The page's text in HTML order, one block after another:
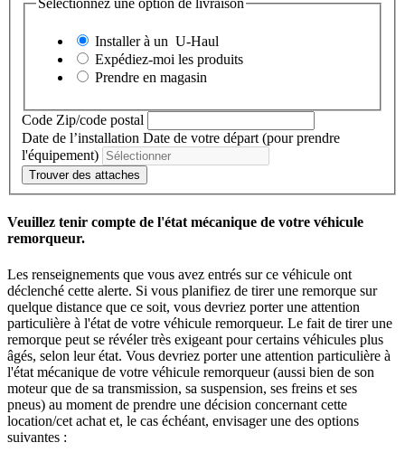
Sélectionnez une option de livraison
Installer à un U-Haul
Expédiez-moi les produits
Prendre en magasin
Code Zip/code postal
Date de l’installation Date de votre départ (pour prendre
l'équipement)
Trouver des attaches
Veuillez tenir compte de l'état mécanique de votre véhicule
remorqueur.
Les renseignements que vous avez entrés sur ce véhicule ont
déclenché cette alerte. Si vous planifiez de tirer une remorque sur
quelque distance que ce soit, vous devriez porter une attention
particulière à l'état de votre véhicule remorqueur. Le fait de tirer une
remorque peut se révéler très exigeant pour certains véhicules plus
âgés, selon leur état. Vous devriez porter une attention particulière à
l'état mécanique de votre véhicule remorqueur (aussi bien de son
moteur que de sa transmission, sa suspension, ses freins et ses
pneus) au moment de prendre une décision concernant cette
location/cet achat et, le cas échéant, envisager une des options
suivantes :